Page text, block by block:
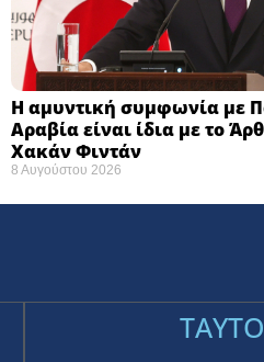
Η αμυντική συμφωνία με
Αραβία είναι ίδια με το
Χακάν Φιντάν
8 Αυγούστου 2026